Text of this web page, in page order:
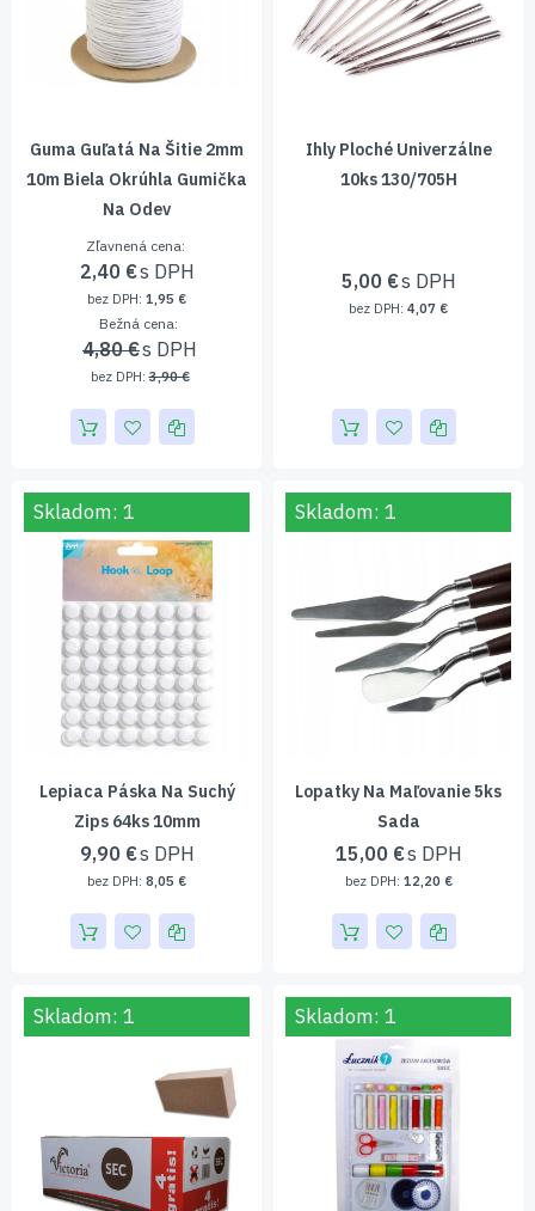
Guma Guľatá Na Šitie 2mm
10m Biela Okrúhla Gumička
Na Odev
Zľavnená cena
2,40 €
1,95 €
Bežná cena
4,80 €
3,90 €
Ihly Ploché Univerzálne
10ks 130/705H
5,00 €
4,07 €
Skladom: 1
Lepiaca Páska Na Suchý
Zips 64ks 10mm
9,90 €
8,05 €
Skladom: 1
Lopatky Na Maľovanie 5ks
Sada
15,00 €
12,20 €
Skladom: 1 Skladom: 1